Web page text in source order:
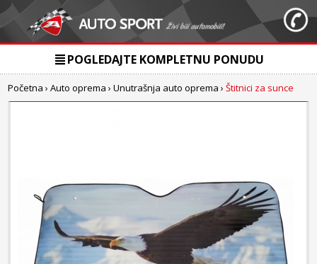
POGLEDAJTE KOMPLETNU PONUDU
Početna ›Auto oprema ›Unutrašnja auto oprema ›Štitnici za sunce